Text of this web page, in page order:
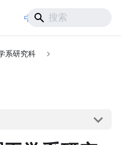
中文/ 日本語
系研究科